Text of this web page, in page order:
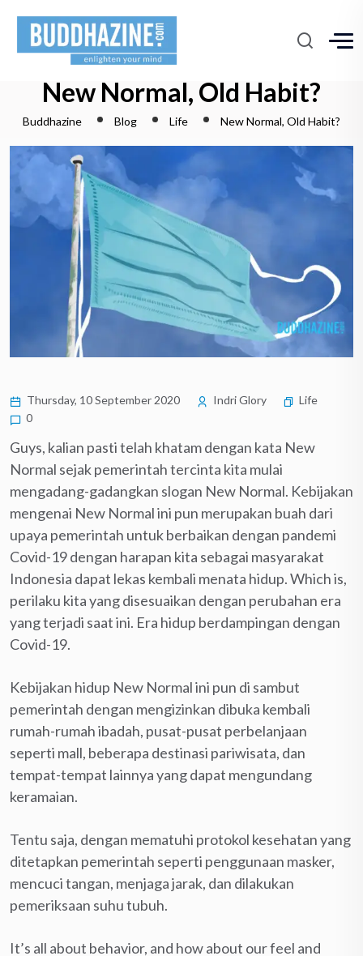
New Normal, Old Habit?
Buddhazine Blog Life New Normal, Old Habit?
Thursday, 10 September 2020 Indri Glory
Life
0
Guys, kalian pasti telah khatam dengan kata New
Normal sejak pemerintah tercinta kita mulai
mengadang-gadangkan slogan New Normal. Kebijakan
mengenai New Normal ini pun merupakan buah dari
upaya pemerintah untuk berbaikan dengan pandemi
Covid-19 dengan harapan kita sebagai masyarakat
Indonesia dapat lekas kembali menata hidup. Which is,
perilaku kita yang disesuaikan dengan perubahan era
yang terjadi saat ini. Era hidup berdampingan dengan
Covid-19.
Kebijakan hidup New Normal ini pun di sambut
pemerintah dengan mengizinkan dibuka kembali
rumah-rumah ibadah, pusat-pusat perbelanjaan
seperti mall, beberapa destinasi pariwisata, dan
tempat-tempat lainnya yang dapat mengundang
keramaian.
Tentu saja, dengan mematuhi protokol kesehatan yang
ditetapkan pemerintah seperti penggunaan masker,
mencuci tangan, menjaga jarak, dan dilakukan
pemeriksaan suhu tubuh.
It’s all about behavior, and how about our feel and